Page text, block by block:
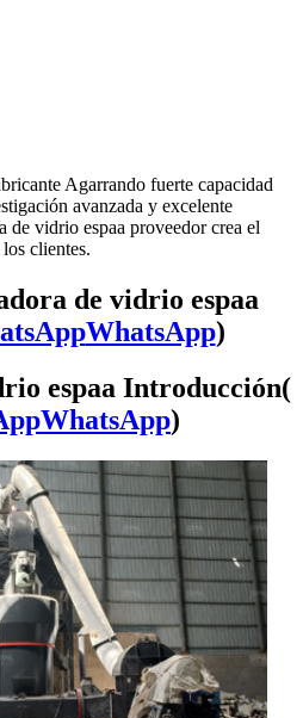
Agarrando fuerte capacidad
avanzada y excelente
de vidrio espaa proveedor crea el
clientes.
de vidrio espaa
WhatsApp)
espaa Introducción(
WhatsApp)